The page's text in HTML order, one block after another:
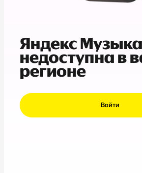
Яндекс Музыка
недоступна в
регионе
Войти